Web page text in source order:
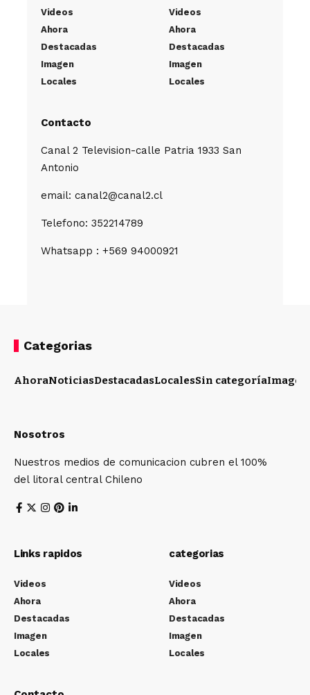
Videos
Ahora
Destacadas
Imagen
Locales
Videos
Ahora
Destacadas
Imagen
Locales
Contacto
Canal 2 Television-calle Patria 1933 San
Antonio
email: canal2@canal2.cl
Telefono: 352214789
Whatsapp : +569 94000921
Categorias
AhoraNoticiasDestacadasLocalesSin categoríaImagen
Nosotros
Nuestros medios de comunicacion cubren el 100%
del litoral central Chileno
Links rapidos
Videos
Ahora
Destacadas
Imagen
Locales
categorias
Videos
Ahora
Destacadas
Imagen
Locales